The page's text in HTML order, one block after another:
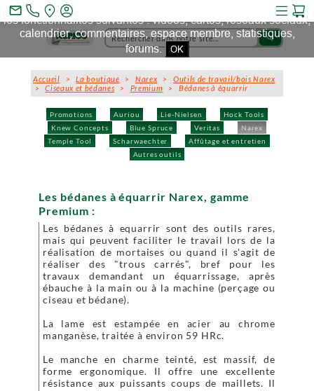
search
Promotions Auriou Lie-Nielsen
Hock Tools
Knew Concepts
Blue Spruce Veritas
Narex
Temple Tool
Scharwaechter
Affûtage et entretien
Autres outils
Accueil >La boutique >Narex >Outils de travail/bois Narex
>Ciseaux et bédanes > Premium > Bédanes à équarrir
Les bédanes à équarrir Narex, gamme
Premium :
Les bédanes à equarrir sont des outils rares,
mais qui peuvent faciliter le travail lors de la
réalisation de mortaises ou quand il s'agit de
réaliser des "trous carrés", bref pour les
travaux demandant un équarrissage, après
ébauche à la main ou à la machine (perçage ou
ciseau et bédane).
La lame est estampée en acier au chrome
manganèse, traitée à environ 59 HRc.
Le manche en charme teinté, est massif, de
forme ergonomique. Il offre une excellente
résistance aux puissants coups de maillets. Il
mail_outline
Ce site et des sites tiers qu'il utilise collectent des cookies pour
les fonctionnalités suivantes : vidéos, cartes, réseaux sociaux,
calendrier, commentaires, espace membre, statistiques,
forums. OK